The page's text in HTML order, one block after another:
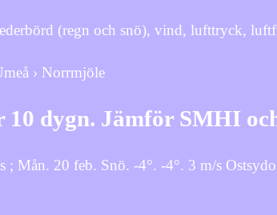
(regn och snö), vind, lufttryck,
› Norrmjöle
dygn. Jämför SMHI
Mån. 20 feb. Snö. -4°. -4°. 3 m/s